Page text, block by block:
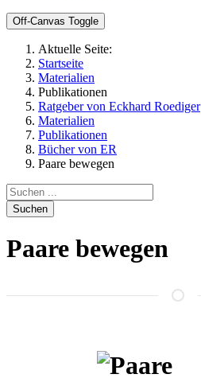
Off-Canvas Toggle
Aktuelle Seite:
Startseite
Materialien
Publikationen
Ratgeber von Eckhard Roediger
Materialien
Publikationen
Bücher von ER
Paare bewegen
Suchen
Paare bewegen